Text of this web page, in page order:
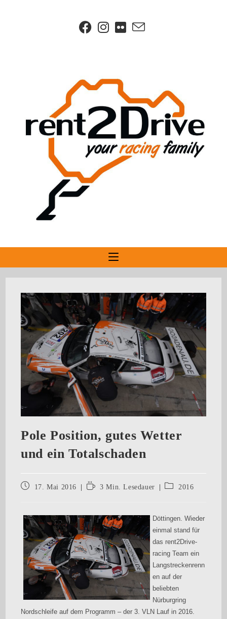
Pole Position, gutes Wetter
und ein Totalschaden
17. Mai 2016 3 Min. Lesedauer 2016
Döttingen. Wieder
einmal stand für
das rent2Drive-
racing Team ein
Langstreckenrenn
en auf der
beliebten
Nürburgring
Nordschleife auf dem Programm – der 3. VLN Lauf in 2016.